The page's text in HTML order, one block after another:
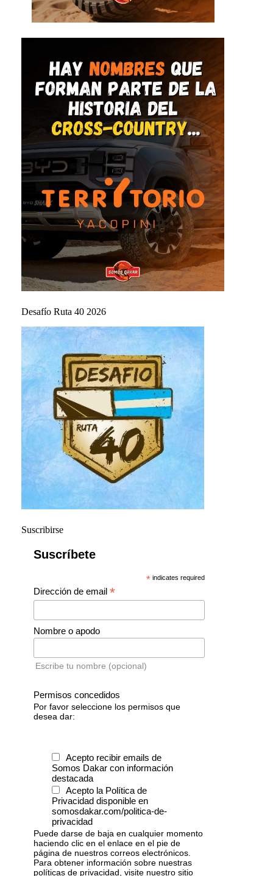
Desafío Ruta 40 2026
Suscribirse
Suscríbete
* indicates required
Dirección de email *
Nombre o apodo
Escribe tu nombre (opcional)
Permisos concedidos
Por favor seleccione los permisos que
desea dar:
Acepto recibir emails de
Somos Dakar con información
destacada
Acepto la Política de
Privacidad disponible en
somosdakar.com/politica-de-
privacidad
Puede darse de baja en cualquier momento
haciendo clic en el enlace en el pie de
página de nuestros correos electrónicos.
Para obtener información sobre nuestras
políticas de privacidad, visite nuestro sitio